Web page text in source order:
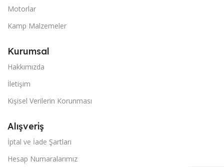
Motorlar
Kamp Malzemeler
Kurumsal
Hakkımızda
İletişim
Kişisel Verilerin Korunması
Alışveriş
İptal ve İade Şartları
Hesap Numaralarımız